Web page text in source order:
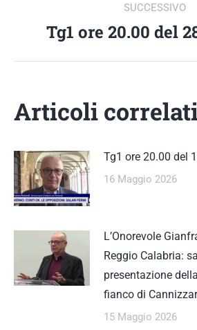
POST
SUCCESSIVO
Tg1 ore 20.00 del
Articoli
Tg1 ore 20.00 del
16 Maggio 2026
L’Onorevole
Reggio Calabria:
presentazione
fianco di
15 Maggio 2026